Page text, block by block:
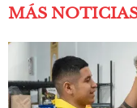
MÁS